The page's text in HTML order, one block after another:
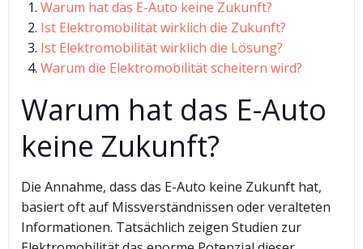
Warum hat das E-Auto keine Zukunft?
Ist Elektromobilität wirklich die Zukunft?
Ist Elektromobilität wirklich die Lösung?
Warum die Elektromobilität scheitern wird?
Warum hat das E-Auto
keine Zukunft?
Die Annahme, dass das E-Auto keine Zukunft hat,
basiert oft auf Missverständnissen oder veralteten
Informationen. Tatsächlich zeigen Studien zur